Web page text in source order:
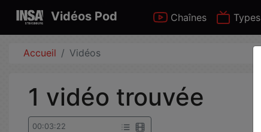
Vidéos Pod Chaînes Types
Accueil Vidéos
1 vidéo trouvée
00:03:22